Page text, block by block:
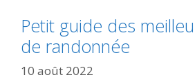
Petit guide des
de randonnée
10 août 2022